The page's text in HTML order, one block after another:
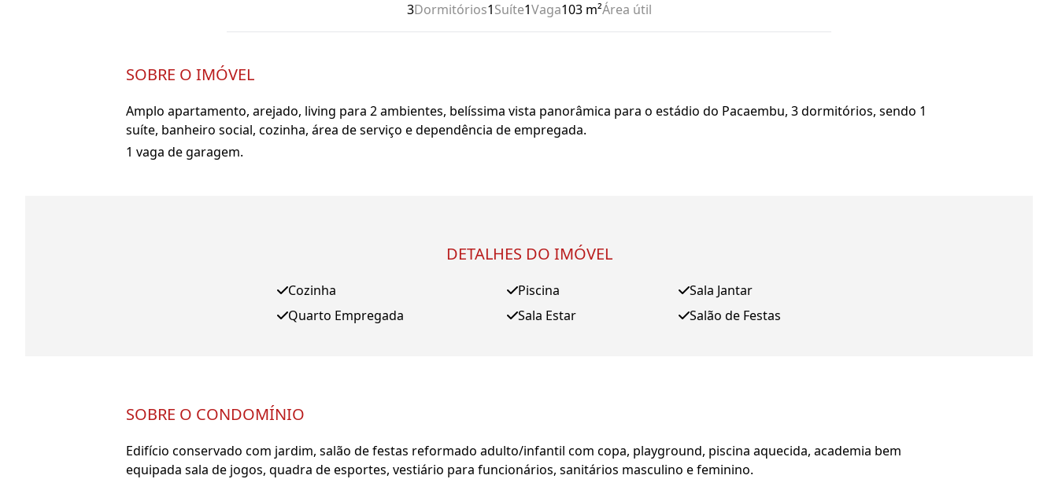
3Dormitórios1Suíte1Vaga103 m²Área útil
SOBRE O IMÓVEL
Amplo apartamento, arejado, living para 2 ambientes, belíssima vista panorâmica para o estádio do Pacaembu, 3 dormitórios, sendo 1
suíte, banheiro social, cozinha, área de serviço e dependência de empregada.
1 vaga de garagem.
DETALHES DO IMÓVEL
Cozinha
Quarto Empregada
Piscina
Sala Estar
Sala Jantar
Salão de Festas
SOBRE O CONDOMÍNIO
Edifício conservado com jardim, salão de festas reformado adulto/infantil com copa, playground, piscina aquecida, academia bem
equipada sala de jogos, quadra de esportes, vestiário para funcionários, sanitários masculino e feminino.